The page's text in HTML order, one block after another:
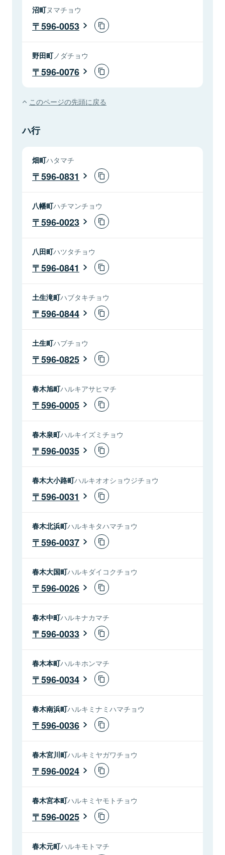
沼町ヌマチョウ
596-0053
野田町ノダチョウ
596-0076
このページの先頭に戻る
ハ行
畑町ハタマチ
596-0831
八幡町ハチマンチョウ
596-0023
八田町ハツタチョウ
596-0841
土生滝町ハブタキチョウ
596-0844
土生町ハブチョウ
596-0825
春木旭町ハルキアサヒマチ
596-0005
春木泉町ハルキイズミチョウ
596-0035
春木大小路町ハルキオオショウジチョウ
596-0031
春木北浜町ハルキキタハマチョウ
596-0037
春木大国町ハルキダイコクチョウ
596-0026
春木中町ハルキナカマチ
596-0033
春木本町ハルキホンマチ
596-0034
春木南浜町ハルキミナミハマチョウ
596-0036
春木宮川町ハルキミヤガワチョウ
596-0024
春木宮本町ハルキミヤモトチョウ
596-0025
春木元町ハルキモトマチ